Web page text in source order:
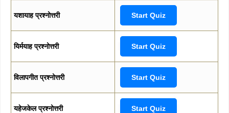
यशायाह प्रश्नोत्तरी Start Quiz
यिर्मयाह प्रश्नोत्तरी Start Quiz
विलापगीत प्रश्नोत्तरी Start Quiz
यहेजकेल प्रश्नोत्तरी Start Quiz